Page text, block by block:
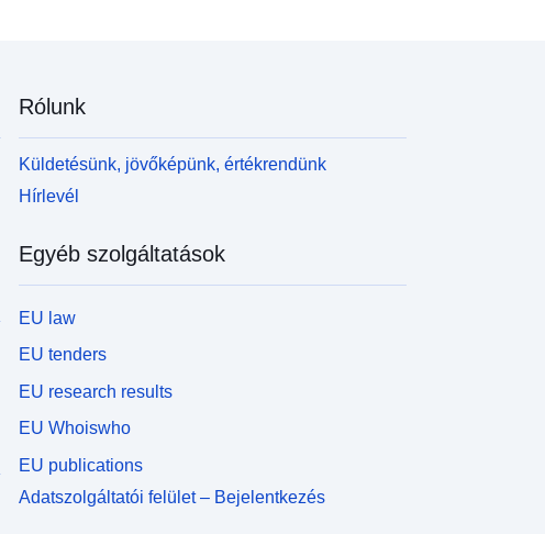
Rólunk
Küldetésünk, jövőképünk, értékrendünk
Hírlevél
Egyéb szolgáltatások
EU law
EU tenders
EU research results
EU Whoiswho
EU publications
Adatszolgáltatói felület – Bejelentkezés